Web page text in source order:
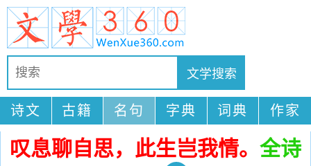
诗文 古籍 名句 字典 词典 作家
叹息聊自思，此生岂我情。 全诗